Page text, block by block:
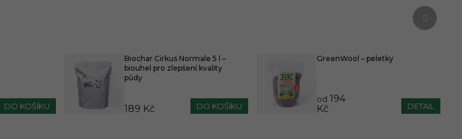
DO KOŠÍKU
Biochar Cirkus Normale 5 l –
biouhel pro zlepšení kvality
půdy
189 Kč DO KOŠÍKU
GreenWool – peletky
od 194
Kč
DETAIL
Další